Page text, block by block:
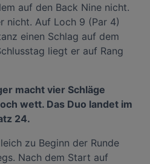
auf den Back Nine nicht.
nicht. Auf Loch 9 (Par 4)
einen Schlag auf dem
liegt er auf Rang
macht vier Schläge
wett. Das Duo landet im
24.
zu Beginn der Runde
Nach dem Start auf